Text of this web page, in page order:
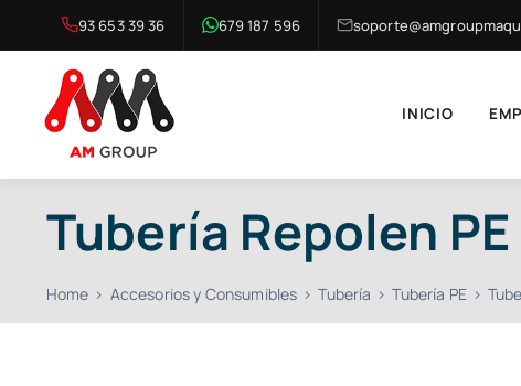
al
contenido
93 653 39 36 679 187 596
INICIO
Tubería Repolen PE
Home Accesorios y Consumibles Tubería Tubería PE